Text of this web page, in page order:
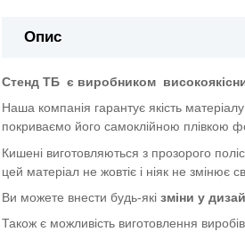
Опис
Стенд ТБ є виробником
Наша компанія гарантує якість
покриваємо його самоклійною плівкою
Кишені виготовляються з прозорого
цей матеріал не жовтіє і ніяк не змінює
Ви можете внести будь-які зміни у
Також є можливість виготовлення